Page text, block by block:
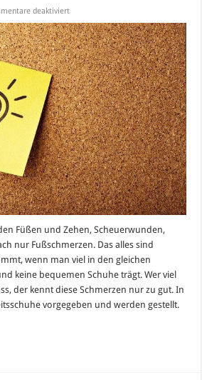
deaktiviertfür
schwarze
Schuhe
für
die
Arbeit
Füßen und Zehen, Scheuerwunden,
nur Fußschmerzen. Das alles sind
wenn man viel in den gleichen
keine bequemen Schuhe trägt. Wer viel
der kennt diese Schmerzen nur zu gut. In
vorgegeben und werden gestellt.